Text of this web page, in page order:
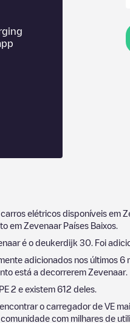
elétricos disponíveis em
em Zevenaar Países Baixos
é o deukerdijk 30 . Foi
adicionados nos últimos 6
está a decorrerem Zevenaar.
2 e existem 612 deles.
o carregador de VE
com milhares de